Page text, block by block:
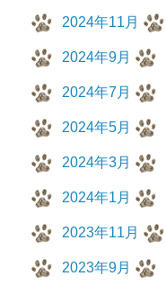
2024年11月
2024年9月
2024年7月
2024年5月
2024年3月
2024年1月
2023年11月
2023年9月